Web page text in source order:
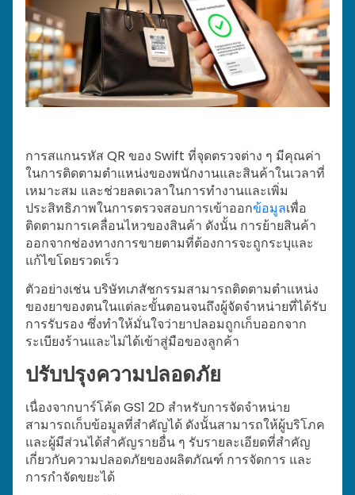
การสแกนรหัส QR ของ Swift ที่จุดตรวจต่าง ๆ มีคุณค่า
ในการติดตามตำแหน่งของพนักงานและสินค้าในเวลาที่
เหมาะสม และช่วยลดเวลาในการทำงานและเพิ่ม
ประสิทธิภาพในการตรวจสอบการเข้าออกข้อมูลเพื่อ
ติดตามการเคลื่อนไหวของสินค้า ดังนั้น การย้ายสินค้า
ออกจากช่องทางการขายตามที่ต้องการจะถูกระบุและ
แก้ไขโดยรวดเร็ว
ตัวอย่างเช่น บริษัทเภสัชกรรมสามารถติดตามตำแหน่ง
ของยาของตนในแต่ละขั้นตอนจนถึงผู้จัดจำหน่ายที่ได้รับ
การรับรอง ซึ่งทำให้มั่นใจว่ายาปลอมถูกเก็บออกจาก
ระเบียงร้านและไม่ได้เข้าสู่มือของลูกค้า
ปรับปรุงความปลอดภัย
เนื่องจากบาร์โค้ด GS1 2D สำหรับการจัดจำหน่าย
สามารถเก็บข้อมูลที่สำคัญได้ ดังนั้นสามารถให้ผู้บริโภค
และผู้มีส่วนได้สำคัญรายอื่น ๆ รับรายละเอียดที่สำคัญ
เกี่ยวกับความปลอดภัยของผลิตภัณฑ์ การจัดการ และ
การกำจัดขยะได้